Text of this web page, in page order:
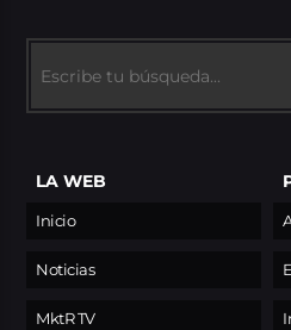
LA WEB
Inicio
Noticias
MktR TV